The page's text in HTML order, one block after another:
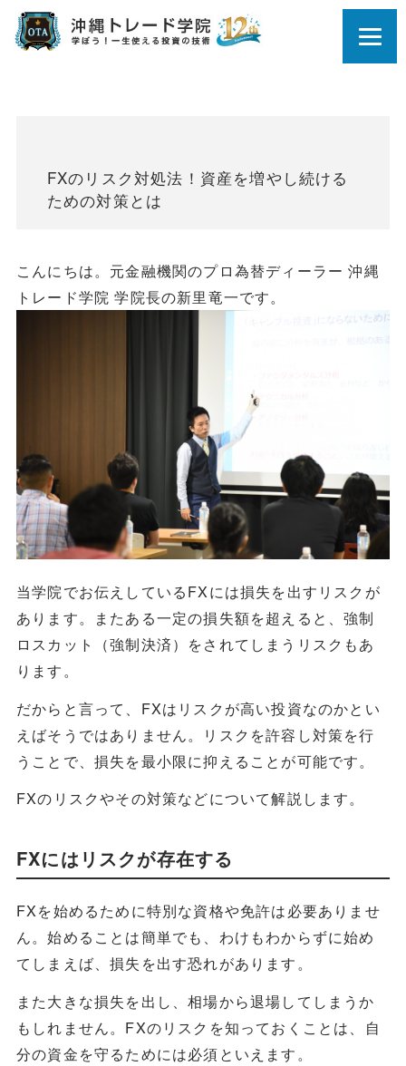
FXのリスク対処法！資産を増やし続ける
ための対策とは
こんにちは。元金融機関のプロ為替ディーラー 沖縄
トレード学院 学院長の新里竜一です。
当学院でお伝えしているFXには損失を出すリスクが
あります。またある一定の損失額を超えると、強制
ロスカット（強制決済）をされてしまうリスクもあ
ります。
だからと言って、FXはリスクが高い投資なのかとい
えばそうではありません。リスクを許容し対策を行
うことで、損失を最小限に抑えることが可能です。
FXのリスクやその対策などについて解説します。
FXにはリスクが存在する
FXを始めるために特別な資格や免許は必要ありませ
ん。始めることは簡単でも、わけもわからずに始め
てしまえば、損失を出す恐れがあります。
また大きな損失を出し、相場から退場してしまうか
もしれません。FXのリスクを知っておくことは、自
分の資金を守るためには必須といえます。